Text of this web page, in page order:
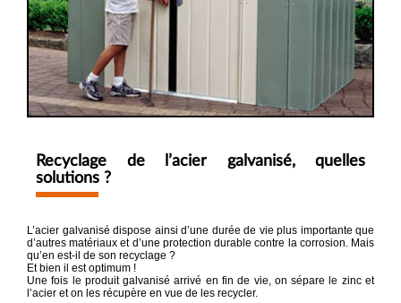
Recyclage de l’acier galvanisé, quelles
solutions ?
L’acier galvanisé dispose ainsi d’une durée de vie plus importante que
d’autres matériaux et d’une protection durable contre la corrosion. Mais
qu’en est-il de son recyclage ?
Et bien il est optimum !
Une fois le produit galvanisé arrivé en fin de vie, on sépare le zinc et
l’acier et on les récupère en vue de les recycler.